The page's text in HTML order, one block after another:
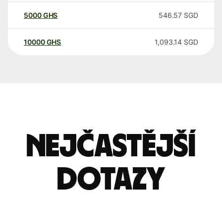
5000GHS 546.57 SGD
10000 GHS 1,093.14 SGD
Nejčastější
dotazy